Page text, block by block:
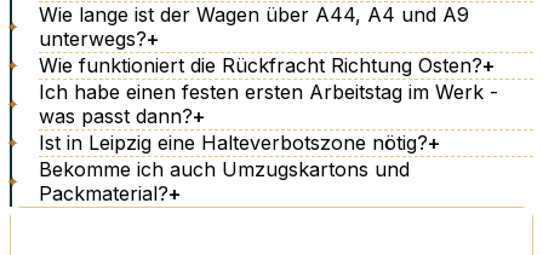
Wie lange ist der Wagen über A44, A4 und A9
unterwegs?+
Wie funktioniert die Rückfracht Richtung Osten?+
Ich habe einen festen ersten Arbeitstag im Werk -
was passt dann?+
Ist in Leipzig eine Halteverbotszone nötig?+
Bekomme ich auch Umzugskartons und
Packmaterial?+